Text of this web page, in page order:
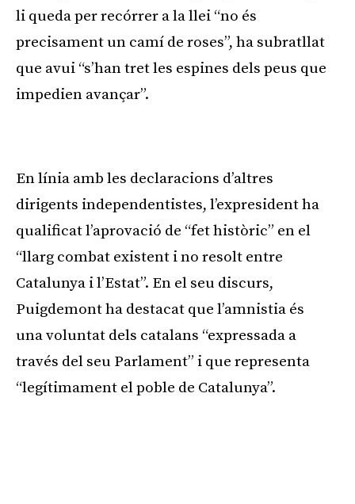
li queda per recórrer a la llei “no és
precisament un camí de roses”, ha subratllat
que avui “s’han tret les espines dels peus que
impedien avançar”.
En línia amb les declaracions d’altres
dirigents independentistes, l’expresident ha
qualificat l’aprovació de “fet històric” en el
“llarg combat existent i no resolt entre
Catalunya i l’Estat”. En el seu discurs,
Puigdemont ha destacat que l’amnistia és
una voluntat dels catalans “expressada a
través del seu Parlament” i que representa
“legítimament el poble de Catalunya”.